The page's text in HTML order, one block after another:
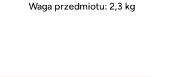
Waga przedmiotu: 2,3 kg